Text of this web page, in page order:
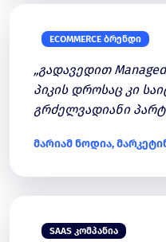
ECOMMERCE ᲑᲠᲔᲜᲓᲘ
„გადავედით
პიკის დროსაც კი
გრძელვადიანი
მარიამ ნოდია,
SAAS ᲙᲝᲛᲞᲐᲜᲘᲐ